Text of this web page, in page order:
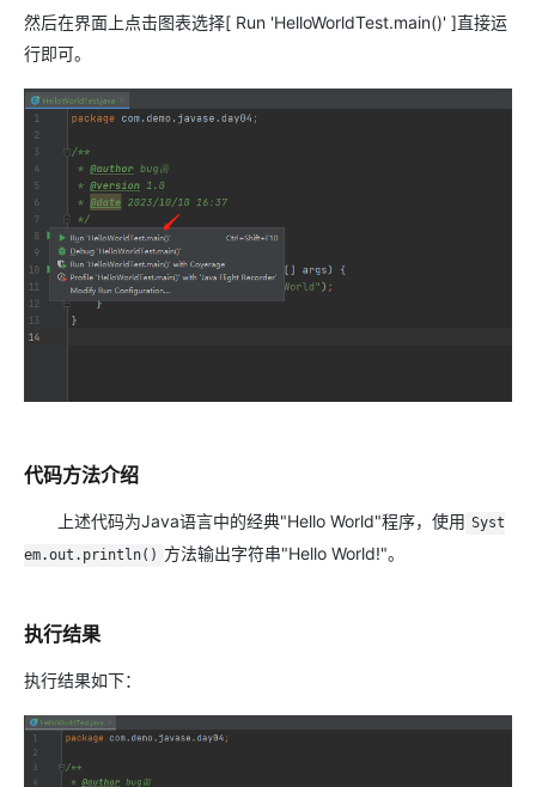
然后在界面上点击图表选择[ Run 'HelloWorldTest.main()' ]直接运
行即可。
代码方法介绍
上述代码为Java语言中的经典"Hello World"程序，使用 Syst
em.out.println() 方法输出字符串"Hello World!"。
执行结果
执行结果如下：